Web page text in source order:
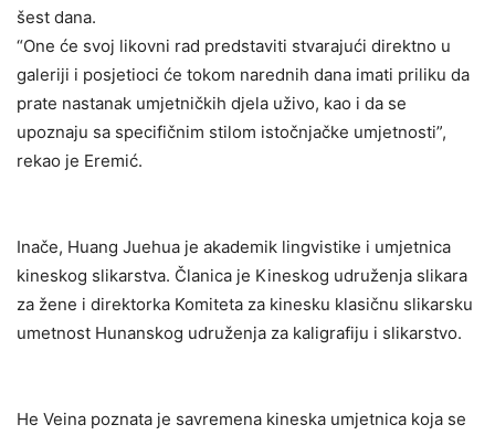
šest dana.
“One će svoj likovni rad predstaviti stvarajući direktno u
galeriji i posjetioci će tokom narednih dana imati priliku da
prate nastanak umjetničkih djela uživo, kao i da se
upoznaju sa specifičnim stilom istočnjačke umjetnosti”,
rekao je Eremić.
Inače, Huang Juehua je akademik lingvistike i umjetnica
kineskog slikarstva. Članica je Kineskog udruženja slikara
za žene i direktorka Komiteta za kinesku klasičnu slikarsku
umetnost Hunanskog udruženja za kaligrafiju i slikarstvo.
He Veina poznata je savremena kineska umjetnica koja se